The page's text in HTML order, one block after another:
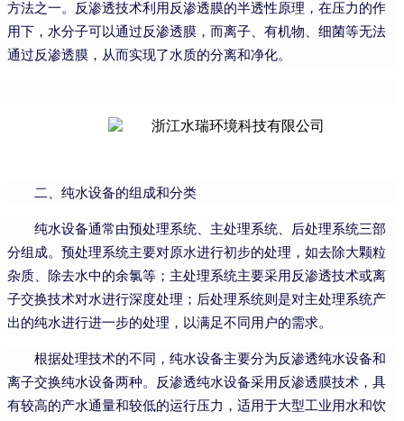
方法之一。反渗透技术利用反渗透膜的半透性原理，在压力的作
用下，水分子可以通过反渗透膜，而离子、有机物、细菌等无法
通过反渗透膜，从而实现了水质的分离和净化。
二、纯水设备的组成和分类
纯水设备通常由预处理系统、主处理系统、后处理系统三部
分组成。预处理系统主要对原水进行初步的处理，如去除大颗粒
杂质、除去水中的余氯等；主处理系统主要采用反渗透技术或离
子交换技术对水进行深度处理；后处理系统则是对主处理系统产
出的纯水进行进一步的处理，以满足不同用户的需求。
根据处理技术的不同，纯水设备主要分为反渗透纯水设备和
离子交换纯水设备两种。反渗透纯水设备采用反渗透膜技术，具
有较高的产水通量和较低的运行压力，适用于大型工业用水和饮